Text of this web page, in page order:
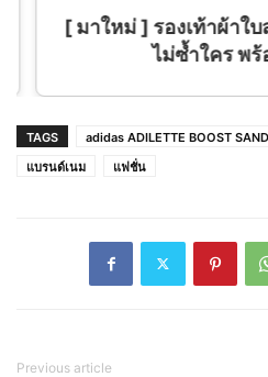
[ มาใหม่ ] รองเท้าผ้าใบ
ไม่ซ้ำใคร พร้
TAGS adidas ADILETTE BOOST
แบรนด์เนม
แฟชั่น
Previous article